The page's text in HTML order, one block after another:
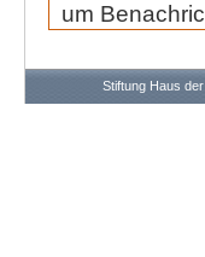
um
Stiftung Haus